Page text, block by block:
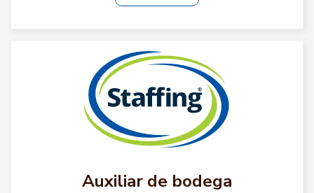
Auxiliar de bodega